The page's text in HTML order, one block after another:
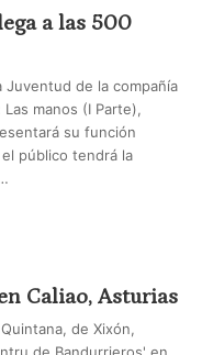
a las 500
Juventud de la compañía
manos (I Parte),
su función
público tendrá la
Caliao, Asturias
de Xixón,